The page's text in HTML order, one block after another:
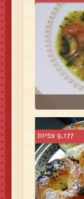
9,177 צפיות